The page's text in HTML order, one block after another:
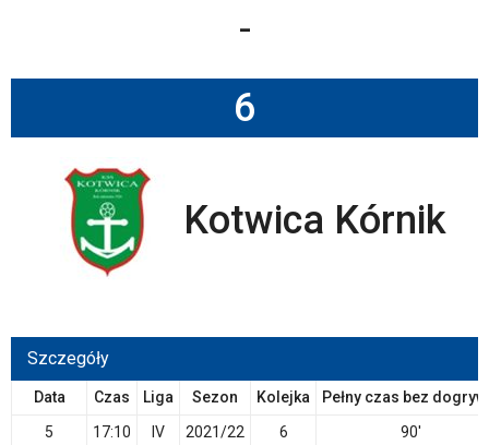
-
6
Kotwica Kórnik
Szczegóły
Data Czas Liga Sezon Kolejka
Pełny czas bez
5
17:10
IV
2021/22 6 90'